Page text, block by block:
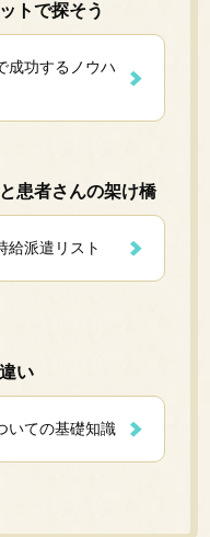
トで探そう
成功するノウハ
患者さんの架け橋
給派遣リスト
い
いての基礎知識